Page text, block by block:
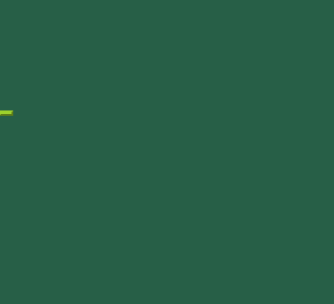
…
…
Suchen …